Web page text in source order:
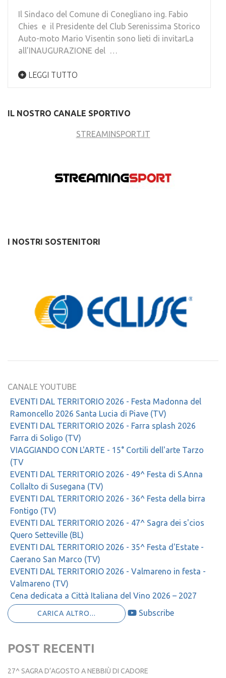
Il Sindaco del Comune di Conegliano ing. Fabio
Chies e il Presidente del Club Serenissima Storico
Auto-moto Mario Visentin sono lieti di invitarLa
all’INAUGURAZIONE del …
LEGGI TUTTO
IL NOSTRO CANALE SPORTIVO
STREAMINSPORT.IT
I NOSTRI SOSTENITORI
CANALE YOUTUBE
EVENTI DAL TERRITORIO 2026 - Festa Madonna del
Ramoncello 2026 Santa Lucia di Piave (TV)
EVENTI DAL TERRITORIO 2026 - Farra splash 2026
Farra di Soligo (TV)
VIAGGIANDO CON L'ARTE - 15° Cortili dell'arte Tarzo
(TV
EVENTI DAL TERRITORIO 2026 - 49^ Festa di S.Anna
Collalto di Susegana (TV)
EVENTI DAL TERRITORIO 2026 - 36^ Festa della birra
Fontigo (TV)
EVENTI DAL TERRITORIO 2026 - 47^ Sagra dei s'cios
Quero Setteville (BL)
EVENTI DAL TERRITORIO 2026 - 35^ Festa d'Estate -
Caerano San Marco (TV)
EVENTI DAL TERRITORIO 2026 - Valmareno in festa -
Valmareno (TV)
Cena dedicata a Città Italiana del Vino 2026 – 2027
CARICA ALTRO... Subscribe
POST RECENTI
27^ SAGRA D’AGOSTO A NEBBIÙ DI CADORE